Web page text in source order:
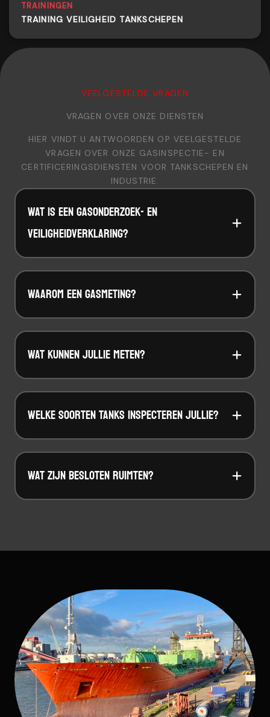
TRAININGEN
TRAINING VEILIGHEID TANKSCHEPEN
VEELGESTELDE VRAGEN
VRAGEN OVER ONZE DIENSTEN
HIER VINDT U ANTWOORDEN OP VEELGESTELDE
VRAGEN OVER ONZE GASINSPECTIE- EN
CERTIFICERINGSDIENSTEN VOOR TANKSCHEPEN EN
INDUSTRIE.
WAT IS EEN GASONDERZOEK- EN
VEILIGHEIDVERKLARING?
WAAROM EEN GASMETING?
WAT KUNNEN JULLIE METEN?
WELKE SOORTEN TANKS INSPECTEREN JULLIE?
WAT ZIJN BESLOTEN RUIMTEN?